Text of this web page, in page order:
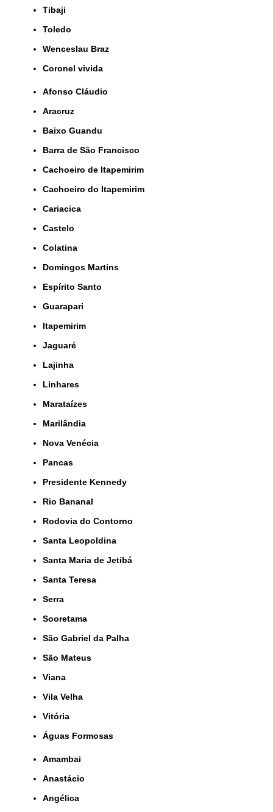
Tibaji
Toledo
Wenceslau Braz
coronel vivida
Afonso Cláudio
Aracruz
Baixo Guandu
Barra de São Francisco
Cachoeiro de Itapemirim
Cachoeiro do Itapemirim
Cariacica
Castelo
Colatina
Domingos Martins
Espírito Santo
Guarapari
Itapemirim
Jaguaré
Lajinha
Linhares
Marataízes
Marilândia
Nova Venécia
Pancas
Presidente Kennedy
Rio Bananal
Rodovia do Contorno
Santa Leopoldina
Santa Maria de Jetibá
Santa Teresa
Serra
Sooretama
São Gabriel da Palha
São Mateus
Viana
Vila Velha
Vitória
Águas Formosas
Amambai
Anastácio
Angélica